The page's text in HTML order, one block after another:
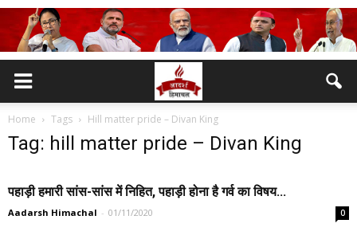
Home Tags Hill matter pride – Divan King
Tag: hill matter pride – Divan King
पहाड़ी हमारी सांस-सांस में निहित, पहाड़ी होना है गर्व का विषय...
Aadarsh Himachal - 01/11/2020 0